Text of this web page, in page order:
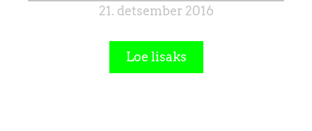
21. detsember 2016
Loe lisaks